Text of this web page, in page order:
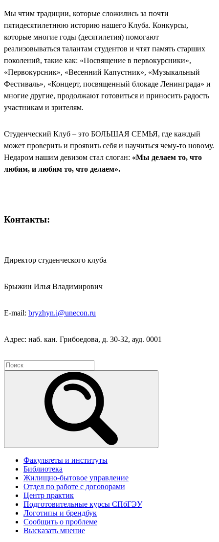
Мы чтим традиции, которые сложились за почти
пятидесятилетнюю историю нашего Клуба. Конкурсы,
которые многие годы (десятилетия) помогают
реализовываться талантам студентов и чтят память старших
поколений, такие как: «Посвящение в первокурсники»,
«Первокурсник», «Весенний Капустник», «Музыкальный
Фестиваль», «Концерт, посвященный блокаде Ленинграда» и
многие другие, продолжают готовиться и приносить радость
участникам и зрителям.
Студенческий Клуб – это БОЛЬШАЯ СЕМЬЯ, где каждый
может проверить и проявить себя и научиться чему-то новому.
Недаром нашим девизом стал слоган: «Мы делаем то, что
любим, и любим то, что делаем».
Контакты:
Директор студенческого клуба
Брыжин Илья Владимирович
Е-mail: bryzhyn.i@unecon.ru
Адрес: наб. кан. Грибоедова, д. 30-32, ауд. 0001
Факультеты и институты
Библиотека
Жилищно-бытовое управление
Отдел по работе с договорами
Центр практик
Подготовительные курсы СПбГЭУ
Логотипы и брендбук
Сообщить о проблеме
Высказать мнение